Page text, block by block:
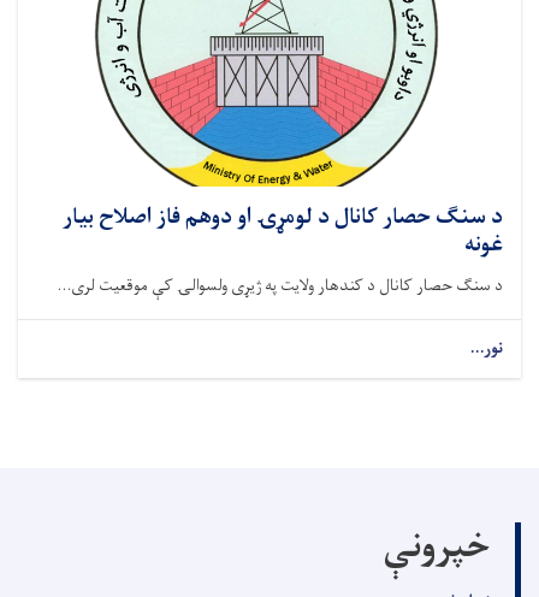
د سنګ حصار کانال د لومړۍ او دوهم فاز اصلاح بیار
غونه
د سنګ حصار کانال د کندهار ولایت په ژیړی ولسوالۍ کې موقعیت لری...
نور...
خپرونې